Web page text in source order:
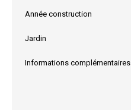
Année construction
Jardin
Informations complémentaires